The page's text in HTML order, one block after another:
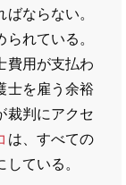
ならない。
れている。
費用が支払わ
士を雇う余裕
裁判にアクセ
は、すべての
ている。